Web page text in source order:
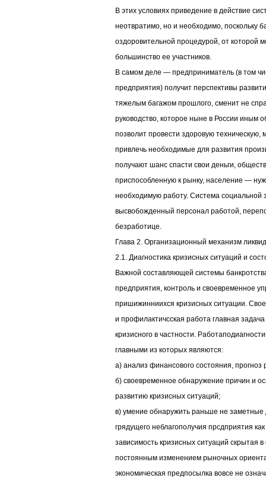
В этих условиях приведение в действие
неотвратимо, но и необходимо, поскольку
оздоровительной процедурой, от которой
большинство ее участников.
В самом деле — предприниматель (в том
предприятия) получит перспективы
тяжелым багажом прошлого, сменит не
руководство, которое ныне в России иным
позволит провести здоровую техническую,
привлечь необходимые для развития
получают шанс спасти свои деньги,
приспособленную к рынку, население —
необходимую работу. Система социальной
высвобожденный персонал работой,
безработице.
Глава 2. Организационный механизм
2.1. Диагностика кризисных ситуаций и
Важной составляющей системы
предприятия, контроль и своевременное
пришижинниихся кризисных ситуации.
и профилактичсская работа главная
кризисного в частности.
главными из которых являются:
а) анализ финансового состояния,
б) своевременное обнаружение причин и
развитию кризисных ситуаций;
в) умение обнаружить раньше не заметные
грядущего неблагополучия прсдприятия
зависимость кризисных ситуаций скрытая
постоянным изменением рыночных
экономическая предпосылка вовсе не